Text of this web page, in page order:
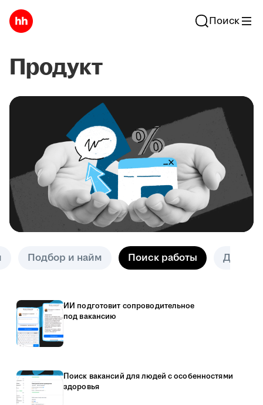
Поиск
Продукт
Подбор и найм Поиск работы Другое
ИИ подготовит сопроводительное
под вакансию
Поиск вакансий для людей с особенностями
здоровья